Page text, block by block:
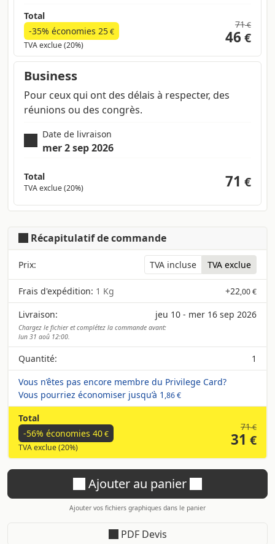
Total
-35% économies 25€
TVA exclue (20%)
71€
46 €
Business
Pour ceux qui ont des délais à respecter, des
réunions ou des congrès.
Date de livraison
mer 2 sep 2026
Total
TVA exclue (20%) 71 €
Récapitulatif de commande
Prix: TVA incluse TVA exclue
Frais d'expédition: 1 Kg +22,00 €
Livraison: jeu 10 - mer 16 sep 2026
Chargez le fichier et complétez la commande avant:
lun 31 aoû 12:00.
Quantité:
1
Vous n’êtes pas encore membre du Privilege Card?
Vous pourriez économiser jusqu’à 1 ,86 €
Total
-56% économies 40€
TVA exclue (20%)
71€
31 €
Ajouter au panier
Ajouter vos fichiers graphiques dans le panier
PDF Devis